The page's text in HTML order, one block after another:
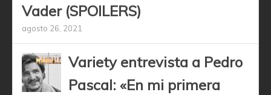
Vader (SPOILERS)
agosto 26, 2021
Variety entrevista a Pedro
Pascal: «En mi primera